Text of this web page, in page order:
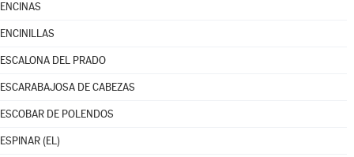
ENCINAS
ENCINILLAS
ESCALONA DEL PRADO
ESCARABAJOSA DE CABEZAS
ESCOBAR DE POLENDOS
ESPINAR (EL)